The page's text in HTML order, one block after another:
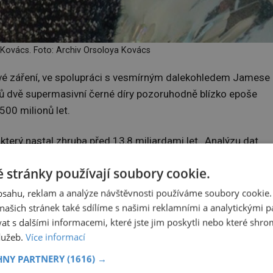
Foto: Archiv Orsoloya Kovács
záření, ve spolupráci s vesmírným dalekohledem Jamese
dvě supermasivní černé díry pozoruhodně blízko epoše
milionů let.
nastal zhruba před 13,8 miliardami let…Analýzu dat
právě Orsolya Kovács z Výzkumné skupiny
fyziky a astrofyziky Přírodovědecké fakulty Masarykovy
jen díky součinnosti družice Chandra a dalekohledu
obří kupu galaxií Abell 2744, která funguje jako
stránky používají soubory cookie.
reklam a analýze návštěvnosti používáme soubory
stránek také sdílíme s našimi reklamními a analytickými
s dalšími informacemi, které jste jim poskytli nebo které
Více informací
PARTNERY (1616) →